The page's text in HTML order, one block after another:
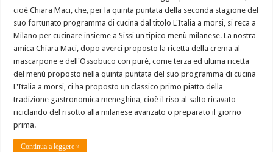
cioè Chiara Maci, che, per la quinta puntata della seconda stagione del
suo fortunato programma di cucina dal titolo L'Italia a morsi, si reca a
Milano per cucinare insieme a Sissi un tipico menù milanese. La nostra
amica Chiara Maci, dopo averci proposto la ricetta della crema al
mascarpone e dell'Ossobuco con purè, come terza ed ultima ricetta
del menù proposto nella quinta puntata del suo programma di cucina
L'Italia a morsi, ci ha proposto un classico primo piatto della
tradizione gastronomica meneghina, cioè il riso al salto ricavato
riciclando del risotto alla milanese avanzato o preparato il giorno
prima.
Continua a leggere »